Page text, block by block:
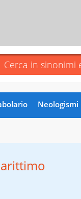
Neologismi